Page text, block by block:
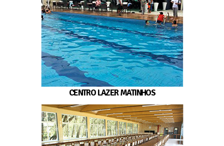
CENTRO LAZER MATINHOS